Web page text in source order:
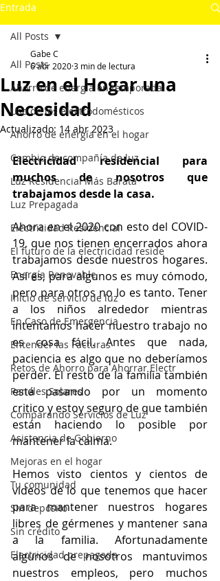
Entrada
All Posts
Ahorro de energía en temporada
Uso de los electrodomésticos
Ahorro de energía en el hogar
Cambio de compañía de luz
Luz Residencial Más Barata
Luz Prepagada
Electricidad Residencial
El futuro de la electricidad reside
Energía Renovable
Inicio de servicio de luz
En Caso de Emergencia
Entender las Facturas
Retos de Ahorro para Ahorrar Electr
Paneles Solares
Comparando Servicios de Luz
Asistencia de Gobierno
Mejoras en el hogar
Tu comunidad
Sin depósito
Sin crédito
Electricidad prepagada
All Posts
Luz en el Hogar una
Necesidad
Gabe C
6 abr 20203 min de lectura
Actualizado: 14 abr 2023
Electricidad residencial para
muchos de nosotros que
trabajamos desde la casa.
Ahora en el 2020 con esto del COVID-
19, que nos tienen encerrados ahora
trabajamos desde nuestros hogares.
Así es, para algunos es muy cómodo,
pero para otros no lo es tanto. Tener
a los niños alrededor mientras
intentamos hacer nuestro trabajo no
es cosa fácil. Antes que nada,
paciencia es algo que no deberíamos
perder. El resto de la familia también
está pasando por un momento
critico y estoy seguro de que también
están haciendo lo posible por
mantener la calma.
Hemos visto cientos y cientos de
videos de lo que tenemos que hacer
para mantener nuestros hogares
libres de gérmenes y mantener sana
a la familia. Afortunadamente
algunos de nosotros mantuvimos
nuestros empleos, pero muchos